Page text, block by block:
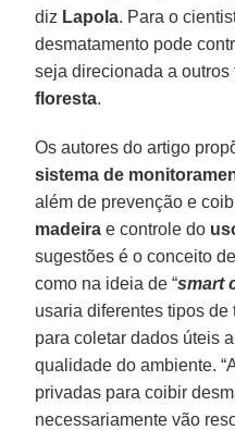
diz Lapola. Para o
desmatamento pode
seja direcionada a
floresta.
Os autores do artigo
sistema de
além de prevenção e
madeira e controle do
sugestões é o conceito
como na ideia de “smart
usaria diferentes tipos
para coletar dados úteis
qualidade do ambiente.
privadas para coibir
necessariamente vão